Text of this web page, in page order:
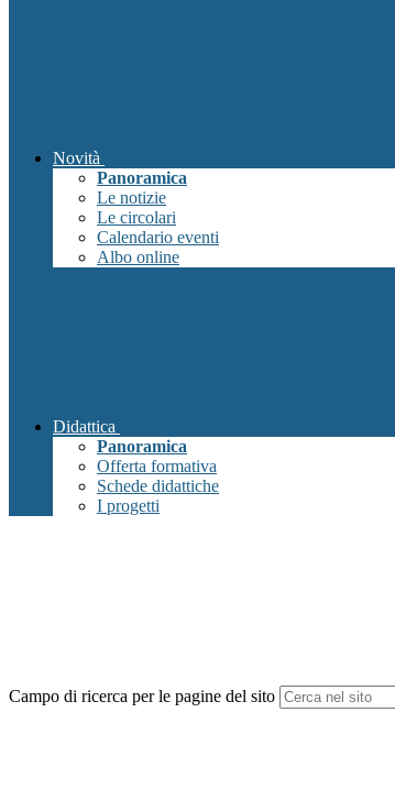
Novità
Panoramica
Le notizie
Le circolari
Calendario eventi
Albo online
Didattica
Panoramica
Offerta formativa
Schede didattiche
I progetti
Campo di ricerca per le pagine del sito